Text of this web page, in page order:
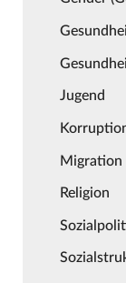
Jugend
Migration
Religion